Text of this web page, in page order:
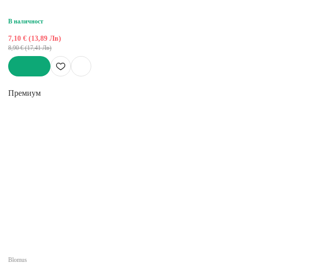
В наличност
7,10 € (13,89 Лв)
8,90 € (17,41 Лв)
Премиум
Blomus